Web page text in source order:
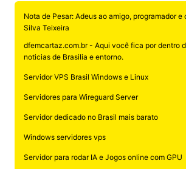
Nota de Pesar: Adeus ao amigo, programador
Silva Teixeira
dfemcartaz.com.br - Aqui você fica por dentro
noticias de Brasilia e entorno.
Servidor VPS Brasil Windows e Linux
Servidores para Wireguard Server
Servidor dedicado no Brasil mais barato
Windows servidores vps
Servidor para rodar IA e Jogos online com GPU